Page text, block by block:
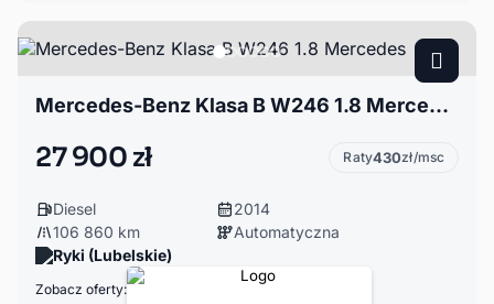
Mercedes-Benz Klasa B W246 1.8 Mercedes
27 900 zł Raty430zł/msc
Diesel
2014
106 860 km
Automatyczna
Ryki (Lubelskie)
Zobacz oferty: